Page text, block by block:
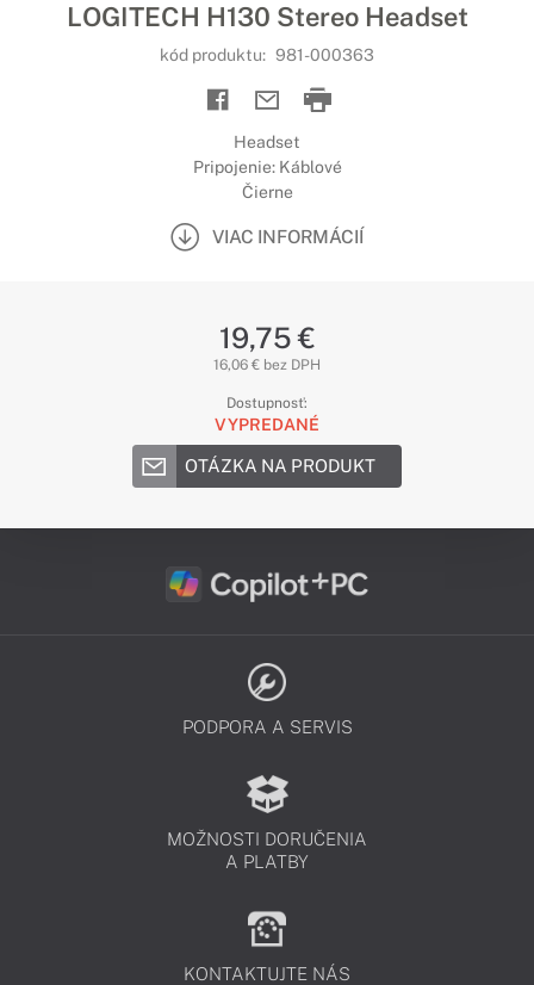
LOGITECH H130 Stereo Headset
kód produktu: 981-000363
Headset
Pripojenie: Káblové
Čierne
VIAC INFORMÁCIÍ
19,75 €
16,06 € bez DPH
Dostupnosť:
VYPREDANÉ
OTÁZKA NA PRODUKT
PODPORA A SERVIS
MOŽNOSTI DORUČENIA
A PLATBY
KONTAKTUJTE NÁS